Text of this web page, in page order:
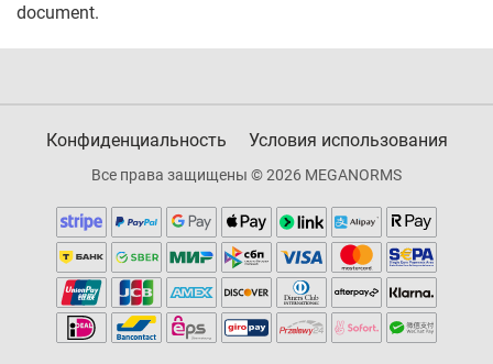
document.
Конфиденциальность Условия использования
Все права защищены © 2026 MEGANORMS